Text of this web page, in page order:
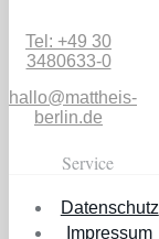
Tel: +49 30
3480633-0
hallo@mattheis-
berlin.de
Service
Datenschutz
Impressum